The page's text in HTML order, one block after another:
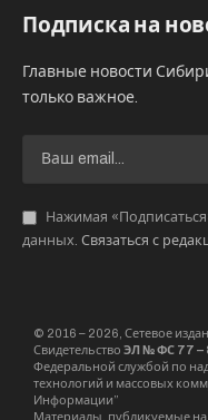
Подписка на
Главные новости
только важное.
Нажимая
данных. Связаться с
© 2016 – 2026, Сетевое
Свидетельство ЭЛ № ФС 77 –
Федеральной службой по
технологий и массовых
Информации”
Материалы, публикуемые на